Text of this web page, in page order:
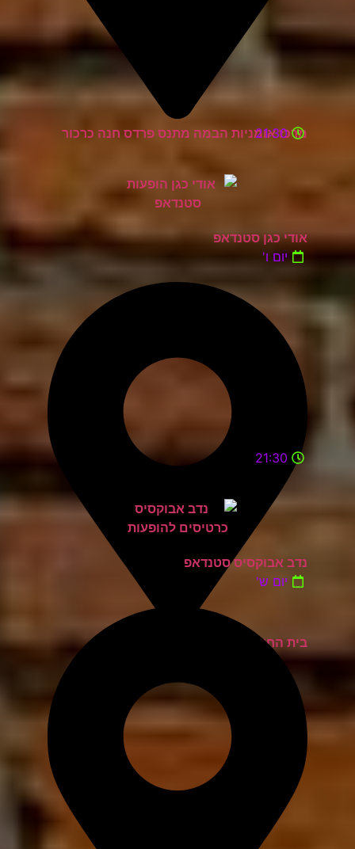
מרכז אומניות הבמה מתנס פרדס חנה כרכור
21:30
אודי כגן סטנדאפ
יום ו'
בית החייל תל אביב
21:30
נדב אבוקסיס סטנדאפ
יום ש'